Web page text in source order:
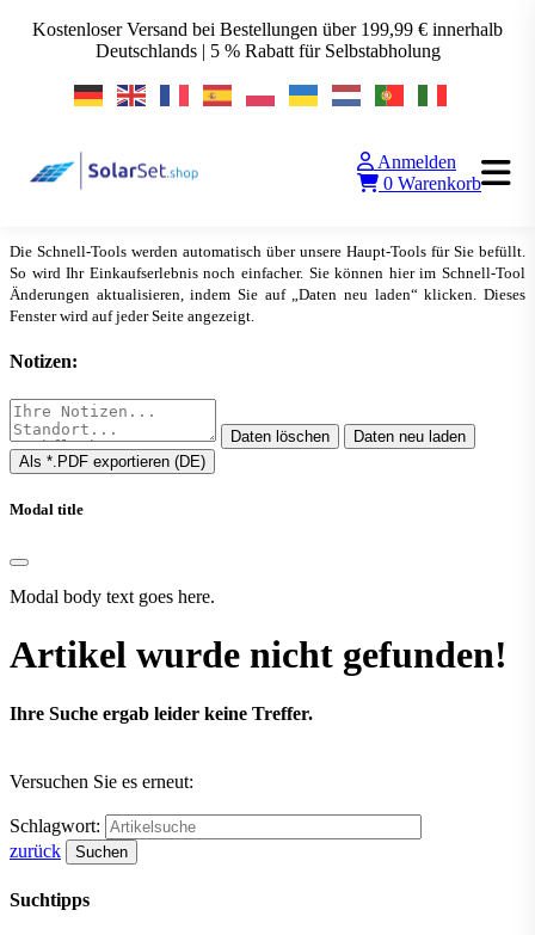
SolarSet QUICK-TOOL
▲
Die Schnell-Tools werden automatisch über unsere Haupt-Tools für Sie befüllt.
So wird Ihr Einkaufserlebnis noch einfacher. Sie können hier im Schnell-Tool
Änderungen aktualisieren, indem Sie auf „Daten neu laden“ klicken. Dieses
Fenster wird auf jeder Seite angezeigt.
Notizen:
Daten löschen
Daten neu laden
Als *.PDF exportieren (DE)
Modal title
Modal body text goes here.
Kostenloser Versand bei Bestellungen über 199,99 € innerhalb
Deutschlands | 5 % Rabatt für Selbstabholung
Anmelden
0 Warenkorb
Artikel wurde nicht gefunden!
Ihre Suche ergab leider keine Treffer.
Versuchen Sie es erneut:
Schlagwort:
zurück
Suchen
Suchtipps